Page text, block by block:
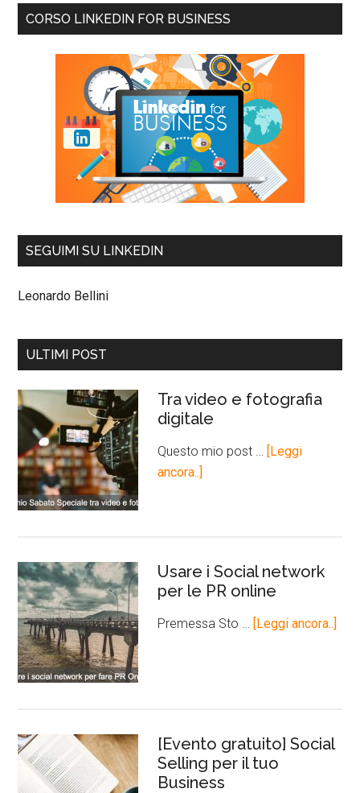
CORSO LINKEDIN FOR BUSINESS
SEGUIMI SU LINKEDIN
Leonardo Bellini
ULTIMI POST
Tra video e fotografia
digitale
Questo mio post … [Leggi
ancora..]
Usare i Social network
per le PR online
Premessa Sto … [Leggi ancora..]
[Evento gratuito] Social
Selling per il tuo
Business